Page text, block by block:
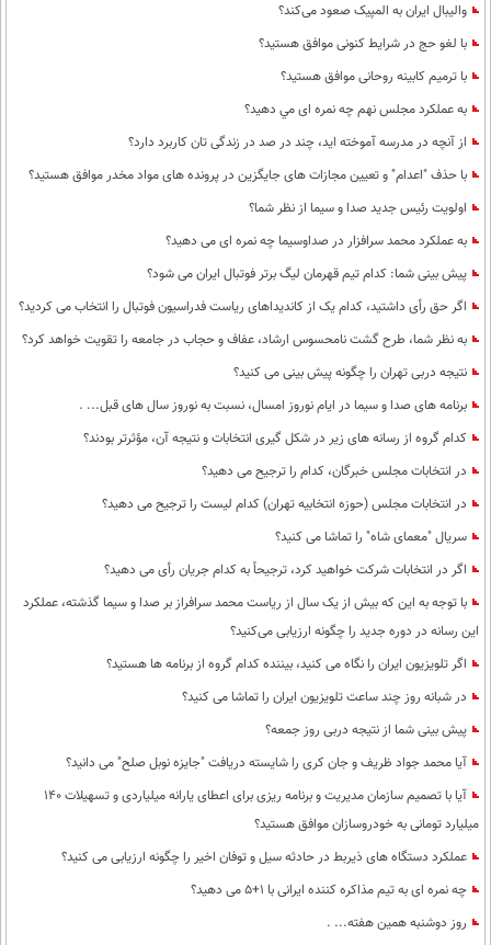
والیبال ایران به المپیک صعود می‌کند؟
با لغو حج در شرایط کنونی موافق هستید؟
با ترمیم کابینه روحانی موافق هستید؟
به عملكرد مجلس نهم چه نمره ای مي دهيد؟
از آنچه در مدرسه آموخته اید، چند در صد در زندگی تان کاربرد دارد؟
با حذف "اعدام" و تعیین مجازات های جایگزین در پرونده های مواد مخدر موافق هستید؟
اولویت رئیس جدید صدا و سیما از نظر شما؟
به عملکرد محمد سرافزار در صداوسیما چه نمره ای می دهید؟
پیش بینی شما: کدام تیم قهرمان لیگ برتر فوتبال ایران می شود؟
اگر حق رأی داشتید، کدام یک از کاندیداهای ریاست فدراسیون فوتبال را انتخاب می کردید؟
به نظر شما، طرح گشت نامحسوس ارشاد، عفاف و حجاب در جامعه را تقویت خواهد کرد؟
نتیجه دربی تهران را چگونه پیش بینی می کنید؟
برنامه های صدا و سیما در ایام نوروز امسال، نسبت به نوروز سال های قبل... .
کدام گروه از رسانه های زیر در شکل گیری انتخابات و نتیجه آن، مؤثرتر بودند؟
در انتخابات مجلس خبرگان، کدام را ترجیح می دهید؟
در انتخابات مجلس (حوزه انتخابیه تهران) کدام لیست را ترجیح می دهید؟
سریال "معمای شاه" را تماشا می کنید؟
اگر در انتخابات شرکت خواهید کرد، ترجیحاً به کدام جریان رأی می دهید؟
با توجه به این که بیش از یک سال از ریاست محمد سرافراز بر صدا و سیما گذشته، عملکرد
این رسانه در دوره جدید را چگونه ارزیابی می‌کنید؟
اگر تلویزیون ایران را نگاه می کنید، بیننده کدام گروه از برنامه ها هستید؟
در شبانه روز چند ساعت تلویزیون ایران را تماشا می کنید؟
پیش بینی شما از نتیجه دربی روز جمعه؟
آیا محمد جواد ظریف و جان کری را شایسته دریافت "جایزه نوبل صلح" می دانید؟
آیا با تصمیم سازمان مدیریت و برنامه ریزی برای اعطای یارانه میلیاردی و تسهیلات 140
میلیارد تومانی به خودروسازان موافق هستید؟
عملکرد دستگاه های ذیربط در حادثه سیل و توفان اخیر را چگونه ارزیابی می کنید؟
چه نمره ای به تیم مذاکره کننده ایرانی با 1+5 می دهید؟
روز دوشنبه همین هفته... .